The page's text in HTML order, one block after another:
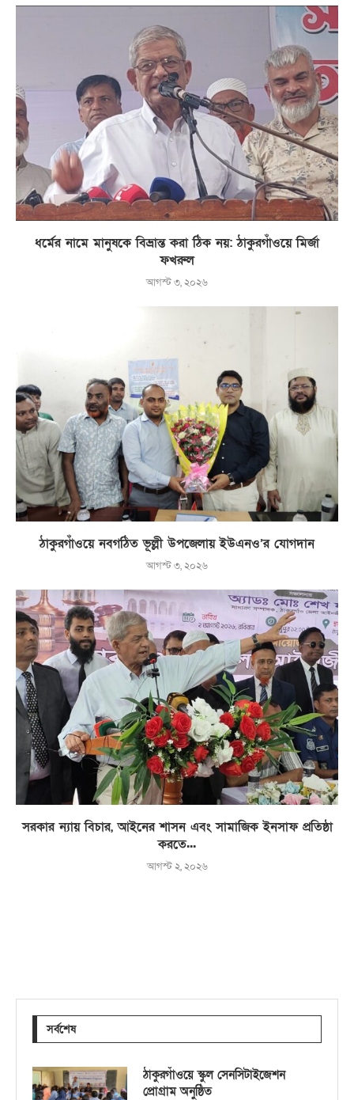
ধর্মের নামে মানুষকে বিভ্রান্ত করা ঠিক নয়: ঠাকুরগাঁওয়ে মির্জা
ফখরুল
আগস্ট ৩, ২০২৬
ঠাকুরগাঁওয়ে নবগঠিত ভূল্লী উপজেলায় ইউএনও’র যোগদান
আগস্ট ৩, ২০২৬
সরকার ন্যায় বিচার, আইনের শাসন এবং সামাজিক ইনসাফ প্রতিষ্ঠা
করতে...
আগস্ট ২, ২০২৬
সর্বশেষ
ঠাকুরগাঁওয়ে স্কুল সেনসিটাইজেশন
প্রোগ্রাম অনুষ্ঠিত